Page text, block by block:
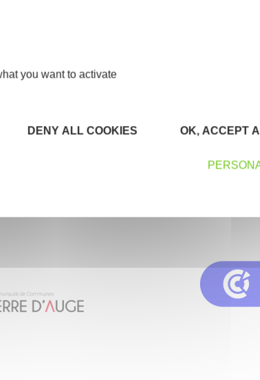
you want to activate
OK, ACCEPT
DENY ALL COOKIES